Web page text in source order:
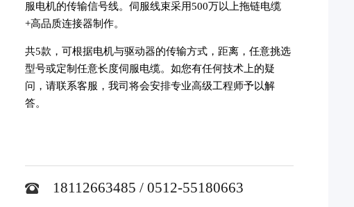
服电机的传输信号线。伺服线束采用500万以上拖链电缆
+高品质连接器制作。
共5款， 可根据电机与驱动器的传输方式，距离，任意挑选
型号或定制任意长度伺服电缆。如您有任何技术上的疑
问，请联系客服，我司将会安排专业高级工程师予以解
答。
18112663485 / 0512-55180663